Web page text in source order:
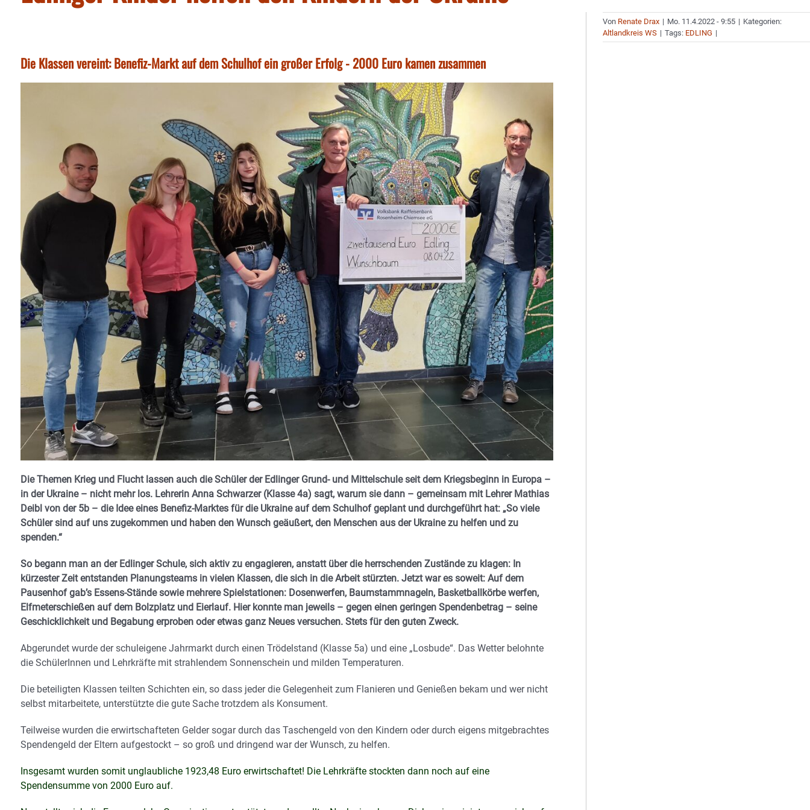
Die Klassen vereint: Benefiz-Markt auf dem Schulhof ein großer Erfolg - 2000 Euro kamen zusammen
Die Themen Krieg und Flucht lassen auch die Schüler der Edlinger Grund- und Mittelschule seit dem Kriegsbeginn in Europa –
in der Ukraine – nicht mehr los. Lehrerin Anna Schwarzer (Klasse 4a) sagt, warum sie dann – gemeinsam mit Lehrer Mathias
Deibl von der 5b – die Idee eines Benefiz-Marktes für die Ukraine auf dem Schulhof geplant und durchgeführt hat: „So viele
Schüler sind auf uns zugekommen und haben den Wunsch geäußert, den Menschen aus der Ukraine zu helfen und zu
spenden.“
So begann man an der Edlinger Schule, sich aktiv zu engagieren, anstatt über die herrschenden Zustände zu klagen: In
kürzester Zeit entstanden Planungsteams in vielen Klassen, die sich in die Arbeit stürzten. Jetzt war es soweit: Auf dem
Pausenhof gab’s Essens-Stände sowie mehrere Spielstationen: Dosenwerfen, Baumstammnageln, Basketballkörbe werfen,
Elfmeterschießen auf dem Bolzplatz und Eierlauf. Hier konnte man jeweils – gegen einen geringen Spendenbetrag – seine
Geschicklichkeit und Begabung erproben oder etwas ganz Neues versuchen. Stets für den guten Zweck.
Abgerundet wurde der schuleigene Jahrmarkt durch einen Trödelstand (Klasse 5a) und eine „Losbude“. Das Wetter belohnte
die SchülerInnen und Lehrkräfte mit strahlendem Sonnenschein und milden Temperaturen.
Die beteiligten Klassen teilten Schichten ein, so dass jeder die Gelegenheit zum Flanieren und Genießen bekam und wer nicht
selbst mitarbeitete, unterstützte die gute Sache trotzdem als Konsument.
Teilweise wurden die erwirtschafteten Gelder sogar durch das Taschengeld von den Kindern oder durch eigens mitgebrachtes
Spendengeld der Eltern aufgestockt – so groß und dringend war der Wunsch, zu helfen.
Insgesamt wurden somit unglaubliche 1923,48 Euro erwirtschaftet! Die Lehrkräfte stockten dann noch auf eine
Spendensumme von 2000 Euro auf.
Von Renate Drax | Mo. 11.4.2022 - 9:55 | Kategorien:
Altlandkreis WS | Tags: EDLING |